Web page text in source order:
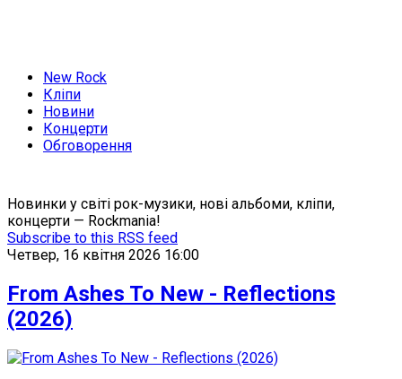
New Rock
Кліпи
Новини
Концерти
Обговорення
Новинки у світі рок-музики, нові альбоми, кліпи,
концерти — Rockmania!
Subscribe to this RSS feed
Четвер, 16 квітня 2026 16:00
From Ashes To New - Reflections
(2026)